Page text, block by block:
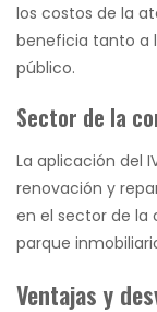
los costos de la
beneficia tanto a
público.
Sector de la
La aplicación del
renovación y
en el sector de
parque
Ventajas y